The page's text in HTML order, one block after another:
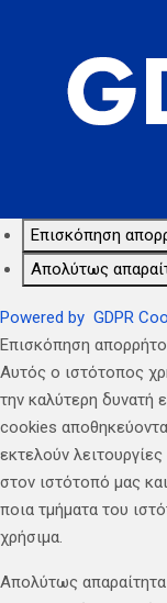
Επισκόπηση
Απολύτως
Powered by GDPR
Επισκόπηση
Αυτός ο ιστότοπος
την καλύτερη δυνατή
cookies
εκτελούν
στον ιστότοπό μας
ποια τμήματα του
χρήσιμα.
Απολύτως